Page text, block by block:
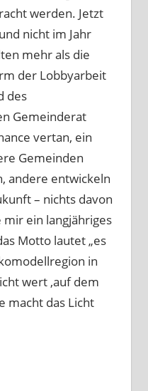
werden. Jetzt
nicht im Jahr
mehr als die
der Lobbyarbeit
des
Gemeinderat
vertan, ein
Gemeinden
andere entwickeln
– nichts davon
ein langjähriges
Motto lautet „es
in
wert ,auf dem
macht das Licht